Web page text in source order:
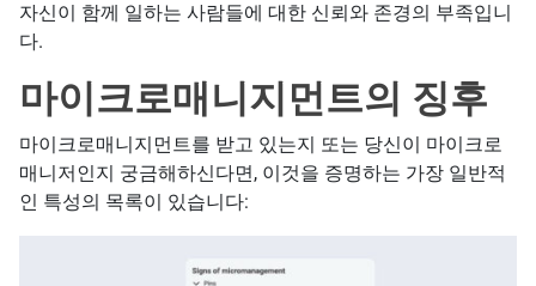
자신이 함께 일하는 사람들에 대한 신뢰와 존경의 부족입니
다.
마이크로매니지먼트의 징후
마이크로매니지먼트를 받고 있는지 또는 당신이 마이크로
매니저인지 궁금해하신다면, 이것을 증명하는 가장 일반적
인 특성의 목록이 있습니다: